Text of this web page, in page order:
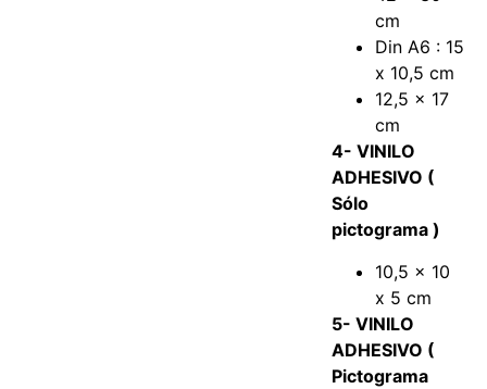
cm
Din A6 : 15
x 10,5 cm
12,5 x 17
cm
4- VINILO
ADHESIVO (
Sólo
pictograma )
10,5 x 10
x 5 cm
5- VINILO
ADHESIVO (
Pictograma